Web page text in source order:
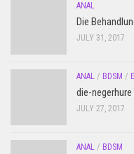
ANAL
Die
JULY 31, 2017
ANAL / BDSM /
die-
JULY 27, 2017
ANAL / BDSM